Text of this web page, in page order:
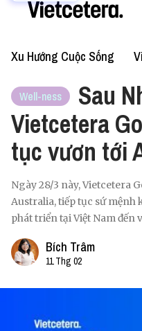
Xu Hướng Cuộc Sống
Well-ness
Sau
Vietcetera
tục vươn tới
Ngày 28/3 này, Vietcetera
Australia, tiếp tục sứ mệnh
phát triển tại Việt Nam đến
Bích Trâm
11 Thg 02